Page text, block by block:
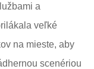
a
veľké
na mieste, aby
scenériou